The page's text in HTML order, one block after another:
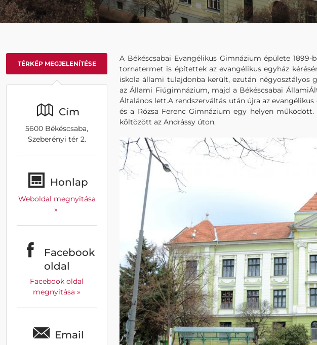
TÉRKÉP MEGJELENÍTÉSE
Cím
5600 Békéscsaba,
Szeberényi tér 2.
Honlap
Weboldal megnyitása
»
Facebook
oldal
Facebook oldal
megnyitása »
Email
A Békéscsabai Evangélikus Gimnázium épülete
tornatermet is építettek az evangélikus egyház
iskola állami tulajdonba került, ezután négyosztályos
az Állami Fiúgimnázium, majd a Békéscsabai
Általános lett.A rendszerváltás után újra az
és a Rózsa Ferenc Gimnázium egy helyen
költözött az Andrássy úton.